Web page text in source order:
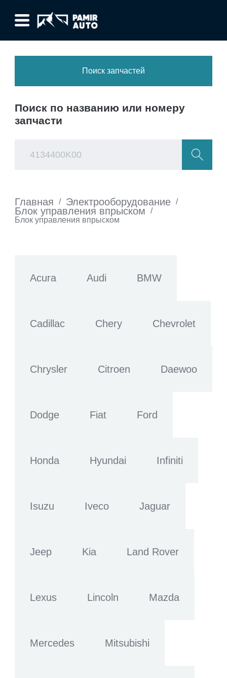
Поиск запчастей
Поиск по названию или номеру
запчасти
Главная / Электрооборудование /
Блок управления впрыском
/
Блок управления впрыском
Acura Audi BMW
Cadillac Chery Chevrolet
Chrysler Citroen Daewoo
Dodge Fiat Ford
Honda Hyundai Infiniti
Isuzu Iveco Jaguar
Jeep Kia Land Rover
Lexus Lincoln Mazda
Mercedes Mitsubishi